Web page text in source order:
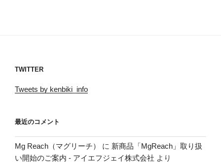
TWITTER
Tweets by kenbiki_info
最近のコメント
Mg Reach（マグリーチ） に 新商品「MgReach」取り扱
い開始のご案内 - アイエフジェイ株式会社 より